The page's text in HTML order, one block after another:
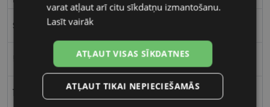
Sievietēm
19
varat atļaut arī citu sīkdatņu izmantošanu.
Lasīt vairāk
ATĻAUT VISAS SĪKDATNES
ATĻAUT TIKAI NEPIECIEŠAMĀS